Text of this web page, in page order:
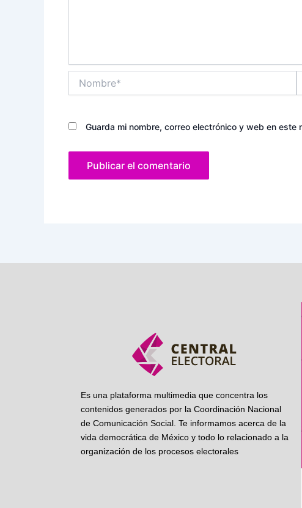
Guarda mi nombre, correo electrónico y web en
Es una plataforma multimedia que concentra los
contenidos generados por la Coordinación Nacional
de Comunicación Social. Te informamos acerca de la
vida democrática de México y todo lo relacionado a la
organización de los procesos electorales